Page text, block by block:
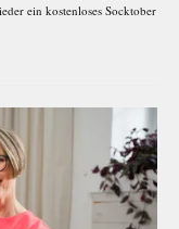
ein kostenloses Socktober